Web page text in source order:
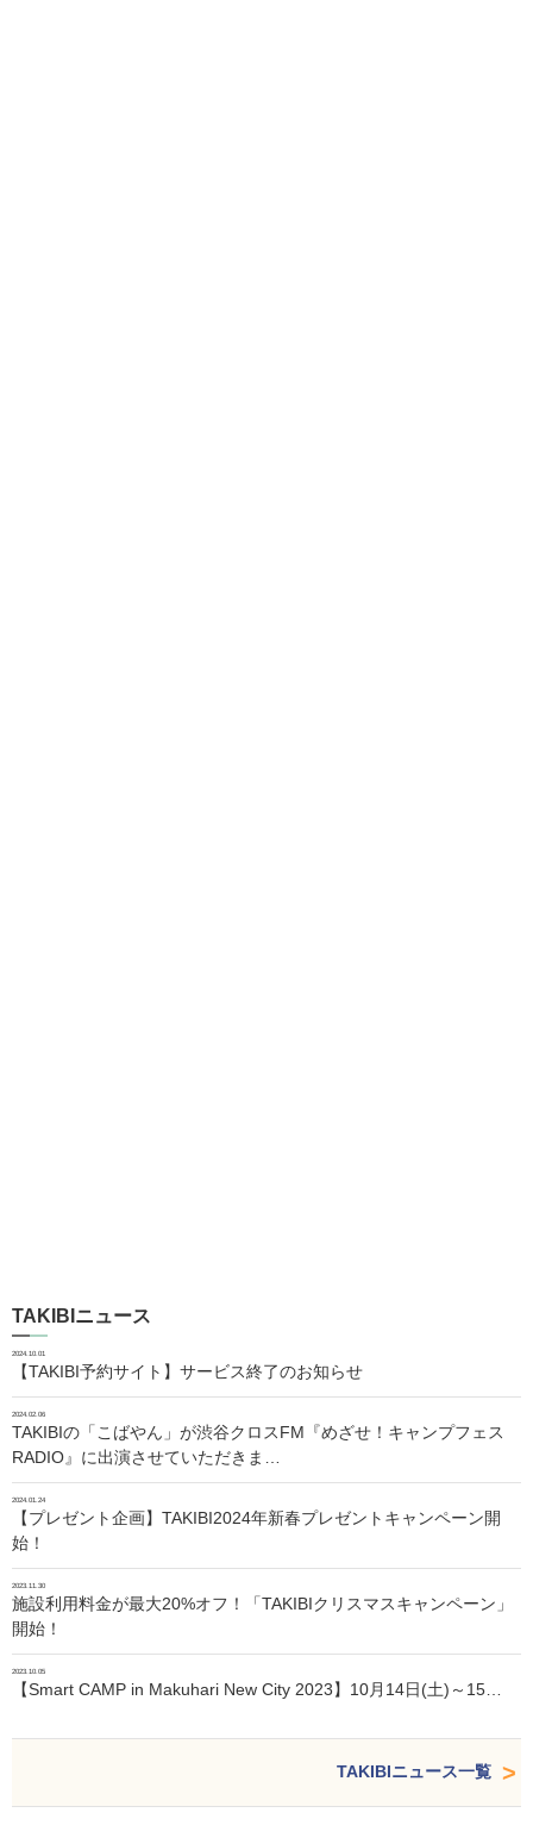
TAKIBIニュース
2024.10.01
【TAKIBI予約サイト】サービス終了のお知らせ
2024.02.06
TAKIBIの「こばやん」が渋谷クロスFM『めざせ！キャンプフェス
RADIO』に出演させていただきま…
2024.01.24
【プレゼント企画】TAKIBI2024年新春プレゼントキャンペーン開
始！
2023.11.30
施設利用料金が最大20%オフ！「TAKIBIクリスマスキャンペーン」
開始！
2023.10.05
【Smart CAMP in Makuhari New City 2023】10月14日(土)～15…
TAKIBIニュース一覧